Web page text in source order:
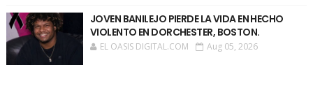
JOVEN BANILEJO PIERDE LA VIDA EN HECHO
VIOLENTO EN DORCHESTER, BOSTON.
EL OASIS DIGITAL.COM Aug 05, 2026